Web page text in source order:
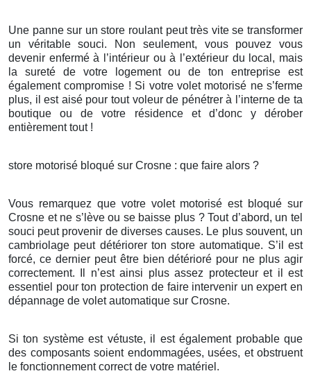
Une panne sur un store roulant peut très vite se transformer
un véritable souci. Non seulement, vous pouvez vous
devenir enfermé à l’intérieur ou à l’extérieur du local, mais
la sureté de votre logement ou de ton entreprise est
également compromise ! Si votre volet motorisé ne s’ferme
plus, il est aisé pour tout voleur de pénétrer à l’interne de ta
boutique ou de votre résidence et d’donc y dérober
entièrement tout !
store motorisé bloqué sur Crosne : que faire alors ?
Vous remarquez que votre volet motorisé est bloqué sur
Crosne et ne s’lève ou se baisse plus ? Tout d’abord, un tel
souci peut provenir de diverses causes. Le plus souvent, un
cambriolage peut détériorer ton store automatique. S’il est
forcé, ce dernier peut être bien détérioré pour ne plus agir
correctement. Il n’est ainsi plus assez protecteur et il est
essentiel pour ton protection de faire intervenir un expert en
dépannage de volet automatique sur Crosne.
Si ton système est vétuste, il est également probable que
des composants soient endommagées, usées, et obstruent
le fonctionnement correct de votre matériel.